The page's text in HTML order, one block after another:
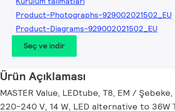
Product-Photographs-929002021502_EU
Product-Diagrams-929002021502_EU
Seç ve indir
Ürün Açıklaması
MASTER Value, LEDtube, T8, EM / Şebeke,
220-240 V, 14 W, LED alternative to 36W